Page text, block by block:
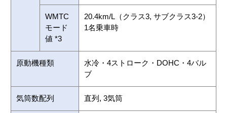
WMTC
モード
値 *3
20.4km/L（クラス3, サブクラス3-2）
1名乗車時
原動機種類
水冷・4ストローク・DOHC・4バル
ブ
気筒数配列 直列, 3気筒